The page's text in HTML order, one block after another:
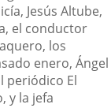
Jesús Altube,
el conductor
los
enero, Ángel
periódico El
y la jefa